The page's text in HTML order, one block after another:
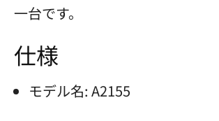
一台です。
仕様
モデル名: A2155